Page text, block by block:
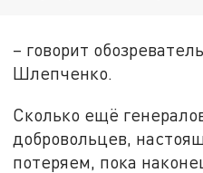
– говорит
Шлепченко.
Сколько ещё
добровольцев,
потеряем, пока